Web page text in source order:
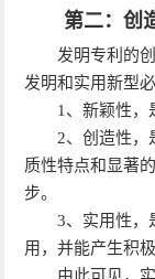
第二：创
发明专利的
发明和实用新型
1、新颖性，
2、创造性，
质性特点和显著
步。
3、实用性，
用，并能产生积极